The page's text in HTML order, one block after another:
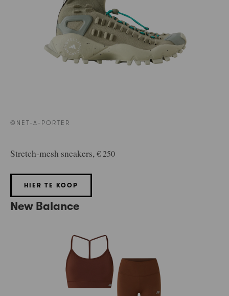
©NET-A-PORTER
Stretch-mesh sneakers,€ 250
HIER TE KOOP
New Balance